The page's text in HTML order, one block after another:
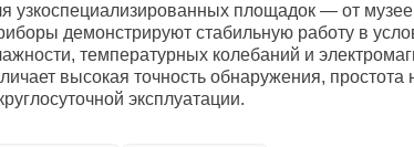
узкоспециализированных площадок — от
демонстрируют стабильную работу в
температурных колебаний и
высокая точность обнаружения, простота
эксплуатации.